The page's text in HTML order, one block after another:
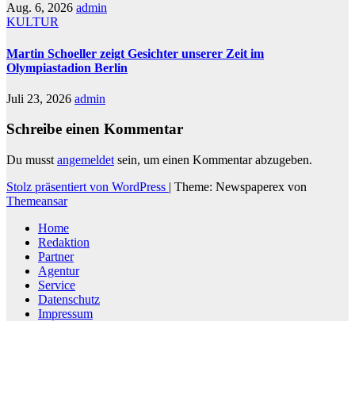
Aug. 6, 2026 admin
KULTUR
Martin Schoeller zeigt Gesichter unserer Zeit im
Olympiastadion Berlin
Juli 23, 2026 admin
Schreibe einen Kommentar
Du musst angemeldet sein, um einen Kommentar abzugeben.
Stolz präsentiert von WordPress | Theme: Newspaperex von
Themeansar
Home
Redaktion
Partner
Agentur
Service
Datenschutz
Impressum